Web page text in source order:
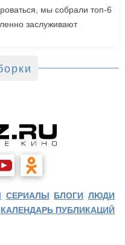
мы собрали топ-6
заслуживают
СЕРИАЛЫ БЛОГИ ЛЮДИ
КАЛЕНДАРЬ ПУБЛИКАЦИЙ